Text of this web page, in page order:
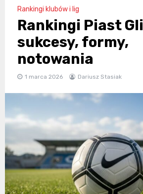
Rankingi klubów i lig
Rankingi Piast
sukcesy, formy,
notowania
1 marca 2026 Dariusz Stasiak